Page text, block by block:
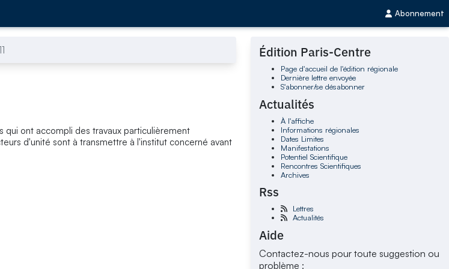
Abonnement
qui ont accompli des travaux particulièrement
d'unité sont à transmettre à l'institut concerné avant
Édition Paris-Centre
Page d'accueil de l'édition régionale
Dernière lettre envoyée
S'abonner/se désabonner
Actualités
À l'affiche
Informations régionales
Dates Limites
Manifestations
Potentiel Scientifique
Rencontres Scientifiques
Archives
Rss
Lettres
Actualités
Aide
Contactez-nous pour toute suggestion ou
problème :